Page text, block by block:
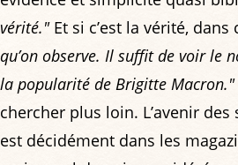
vérité."Et si c’est la vérité, dans
qu’on observe. Il suffit de voir le
la popularité de Brigitte Macron."
chercher plus loin. L’avenir
est décidément dans les